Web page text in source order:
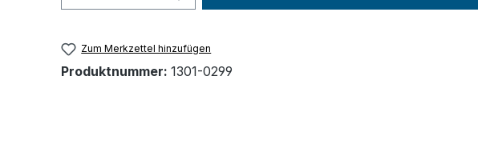
Zum Merkzettel hinzufügen
Produktnummer: 1301-0299